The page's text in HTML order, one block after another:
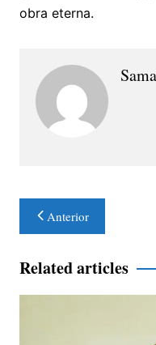
obra eterna.
Navegación
de
entradas
Anterior
Related articles